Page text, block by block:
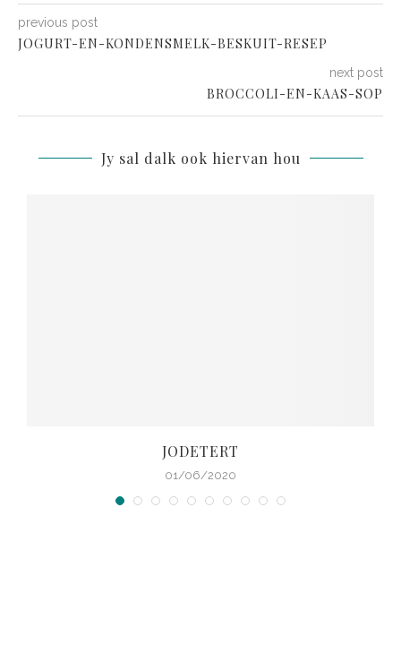
previous post
JOGURT-EN-KONDENSMELK-BESKUIT-RESEP
next post
BROCCOLI-EN-KAAS-SOP
Jy sal dalk ook hiervan hou
JODETERT
01/06/2020